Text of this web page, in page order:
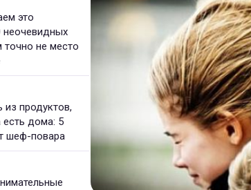
это
неочевидных
не место
из продуктов,
есть дома: 5
шеф-повара